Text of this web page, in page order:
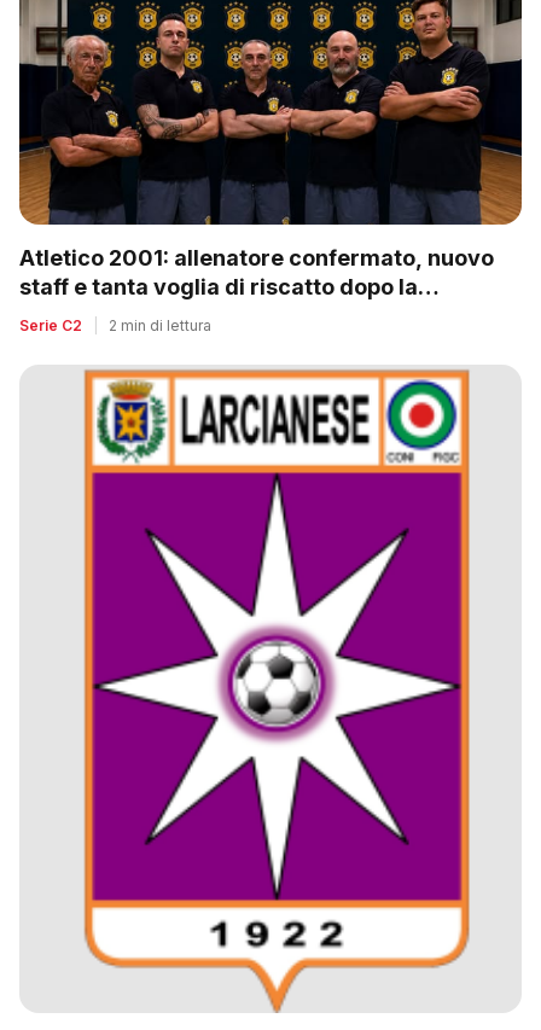
Atletico 2001: allenatore confermato, nuovo
staff e tanta voglia di riscatto dopo la
retrocessione
Serie C2 2 min di lettura